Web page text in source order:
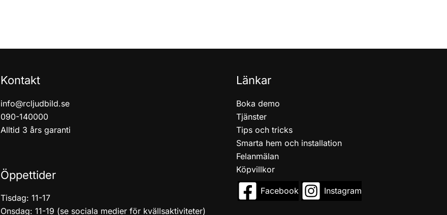
Kontakt
info@rcljudbild.se
090-140000
Alltid 3 års garanti
Öppettider
Tisdag: 11-17
Onsdag: 11-19 (se sociala medier för kvällsaktiviteter)
Länkar
Boka demo
Tjänster
Tips och tricks
Smarta hem och installation
Felanmälan
Köpvillkor
Facebook Instagram